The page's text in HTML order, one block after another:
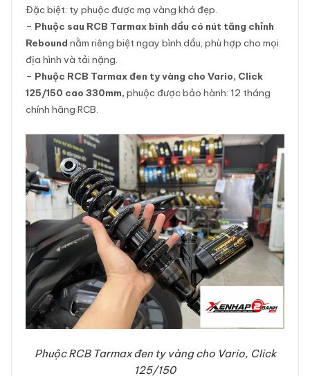
Đặc biệt: ty phuộc được mạ vàng khá đẹp.
– Phuộc sau RCB Tarmax bình dầu có nút tăng chỉnh
Rebound nằm riêng biệt ngay bình dầu, phù hợp cho mọi
địa hình và tải nặng.
– Phuộc RCB Tarmax đen ty vàng cho Vario, Click
125/150 cao 330mm, phuộc được bảo hành: 12 tháng
chính hãng RCB.
Phuộc RCB Tarmax đen ty vàng cho Vario, Click
125/150